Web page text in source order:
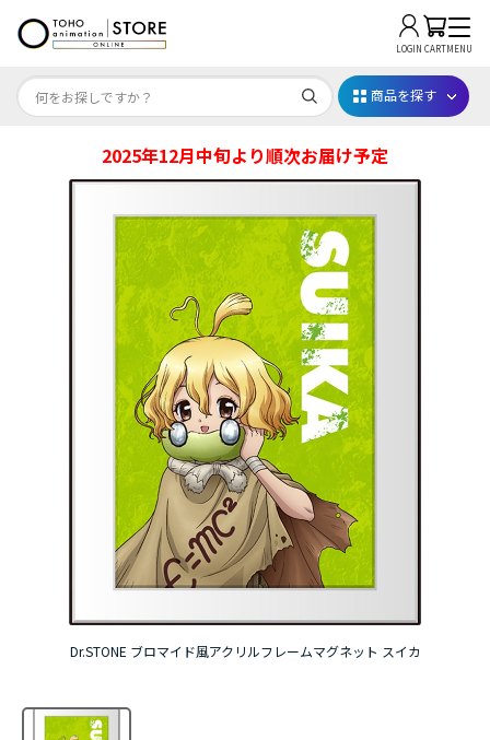
LOGIN CARTMENU
Dr.STONE STONE FES.2026
映画ちいかわ
じゅじゅフェス 2026
薬屋のひとりごと 夏の園遊会2026
アニメ『僕のヒーローアカデミア』10周年
ハイキュー!!ジャージ＆ユニフォーム
『無職転生Ⅲ ～異世界行ったら本気だす～』
りかえ伝～』
商品を探す
2025年12月中旬より順次お届け予定
Dr.STONE ブロマイド風アクリルフレームマグネット スイカ